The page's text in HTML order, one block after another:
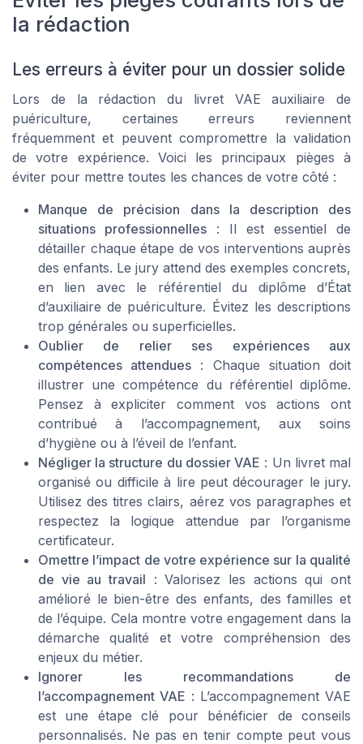
la rédaction
Les erreurs à éviter pour un dossier solide
Lors de la rédaction du livret VAE auxiliaire de
puériculture, certaines erreurs reviennent
fréquemment et peuvent compromettre la validation
de votre expérience. Voici les principaux pièges à
éviter pour mettre toutes les chances de votre côté :
Manque de précision dans la description des
situations professionnelles : Il est essentiel de
détailler chaque étape de vos interventions auprès
des enfants. Le jury attend des exemples concrets,
en lien avec le référentiel du diplôme d’État
d’auxiliaire de puériculture. Évitez les descriptions
trop générales ou superficielles.
Oublier de relier ses expériences aux
compétences attendues : Chaque situation doit
illustrer une compétence du référentiel diplôme.
Pensez à expliciter comment vos actions ont
contribué à l’accompagnement, aux soins
d’hygiène ou à l’éveil de l’enfant.
Négliger la structure du dossier VAE : Un livret mal
organisé ou difficile à lire peut décourager le jury.
Utilisez des titres clairs, aérez vos paragraphes et
respectez la logique attendue par l’organisme
certificateur.
Omettre l’impact de votre expérience sur la qualité
de vie au travail : Valorisez les actions qui ont
amélioré le bien-être des enfants, des familles et
de l’équipe. Cela montre votre engagement dans la
démarche qualité et votre compréhension des
enjeux du métier.
Ignorer les recommandations de
l’accompagnement VAE : L’accompagnement VAE
est une étape clé pour bénéficier de conseils
personnalisés. Ne pas en tenir compte peut vous